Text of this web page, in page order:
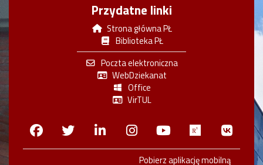
Przydatne linki
Strona główna PŁ
Biblioteka PŁ
Poczta elektroniczna
WebDziekanat
Office
VirTUL
FacebookTwitterLinkedinInstagram
Youtube
Pobierz aplikację mobilną